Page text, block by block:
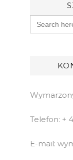
Search
for:
Telefon: +
E-mail: